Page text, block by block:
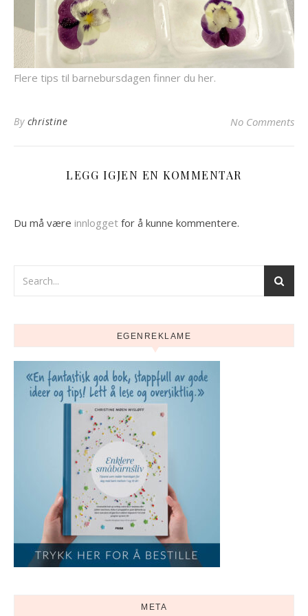
Flere tips til barnebursdagen finner du her.
By christine No Comments
LEGG IGJEN EN KOMMENTAR
Du må være innlogget for å kunne kommentere.
EGENREKLAME
META